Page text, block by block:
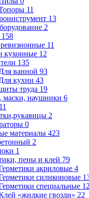
11
13
2
158
11
кухонные 12
135
ванной 93
кухни 43
труда 19
маски, наушники 6
11
2
0
материалы 423
2
1
пены и клей 79
акриловые 4
силиконовые
специальные 12
«жидкие гвозди» 22